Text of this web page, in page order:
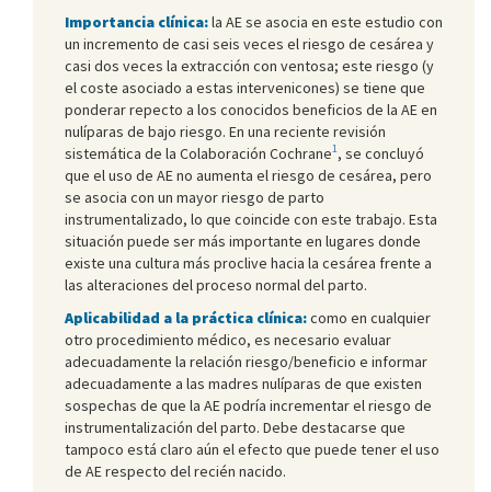
Importancia clínica:la AE se asocia en este estudio con
un incremento de casi seis veces el riesgo de cesárea y
casi dos veces la extracción con ventosa; este riesgo (y
el coste asociado a estas intervenicones) se tiene que
ponderar repecto a los conocidos beneficios de la AE en
nulíparas de bajo riesgo. En una reciente revisión
sistemática de la Colaboración Cochrane1, se concluyó
que el uso de AE no aumenta el riesgo de cesárea, pero
se asocia con un mayor riesgo de parto
instrumentalizado, lo que coincide con este trabajo. Esta
situación puede ser más importante en lugares donde
existe una cultura más proclive hacia la cesárea frente a
las alteraciones del proceso normal del parto.
Aplicabilidad a la práctica clínica:como en cualquier
otro procedimiento médico, es necesario evaluar
adecuadamente la relación riesgo/beneficio e informar
adecuadamente a las madres nulíparas de que existen
sospechas de que la AE podría incrementar el riesgo de
instrumentalización del parto. Debe destacarse que
tampoco está claro aún el efecto que puede tener el uso
de AE respecto del recién nacido.